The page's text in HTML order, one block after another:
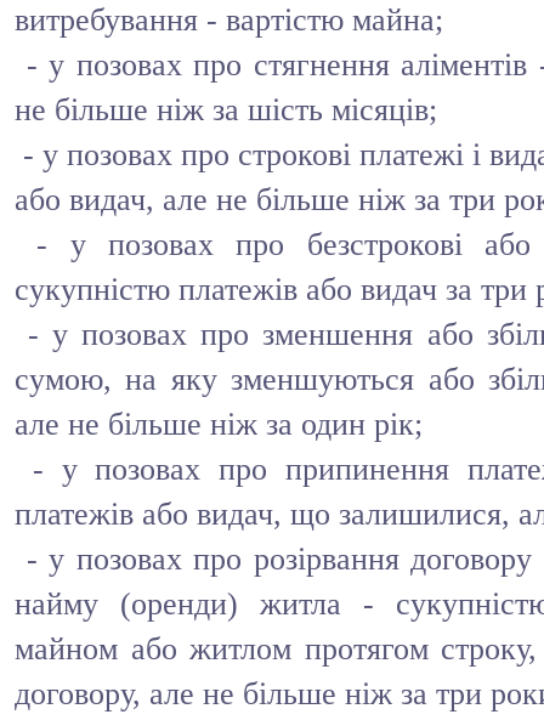
витребування - вартістю майна;
- у позовах про стягнення
не більше ніж за шість місяців;
- у позовах про строкові платежі і
або видач, але не більше ніж за три
- у позовах про безстрокові або
сукупністю платежів або видач за три
- у позовах про зменшення або
сумою, на яку зменшуються або
але не більше ніж за один рік;
- у позовах про припинення
платежів або видач, що залишилися,
- у позовах про розірвання
найму (оренди) житла -
майном або житлом протягом
договору, але не більше ніж за три